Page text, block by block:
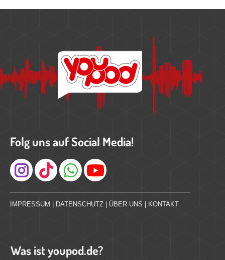
Folg uns auf Social Media!
Instagram
IMPRESSUM DATENSCHUTZ ÜBER UNS KONTAKT
Was ist youpod.de?